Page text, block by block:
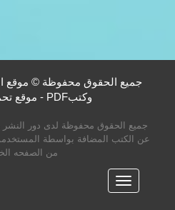
جميع الحقوق محفوظة © موقع
وكتبPDF - موقع تحميل كتب PDF
جميع الحقوق محفوظة لدى دور النشر
عن الكتب المضافة بواسطة
من الصفحه
القائمه